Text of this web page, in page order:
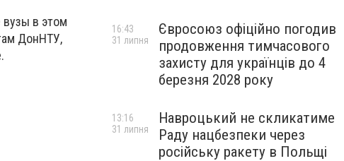
вузы в этом
ДонНТУ,
Євросоюз офіційно погодив
продовження тимчасового
захисту для українців до 4
березня 2028 року
16:43
31 липня
Навроцький не скликатиме
Раду нацбезпеки через
російську ракету в Польщі
13:16
31 липня